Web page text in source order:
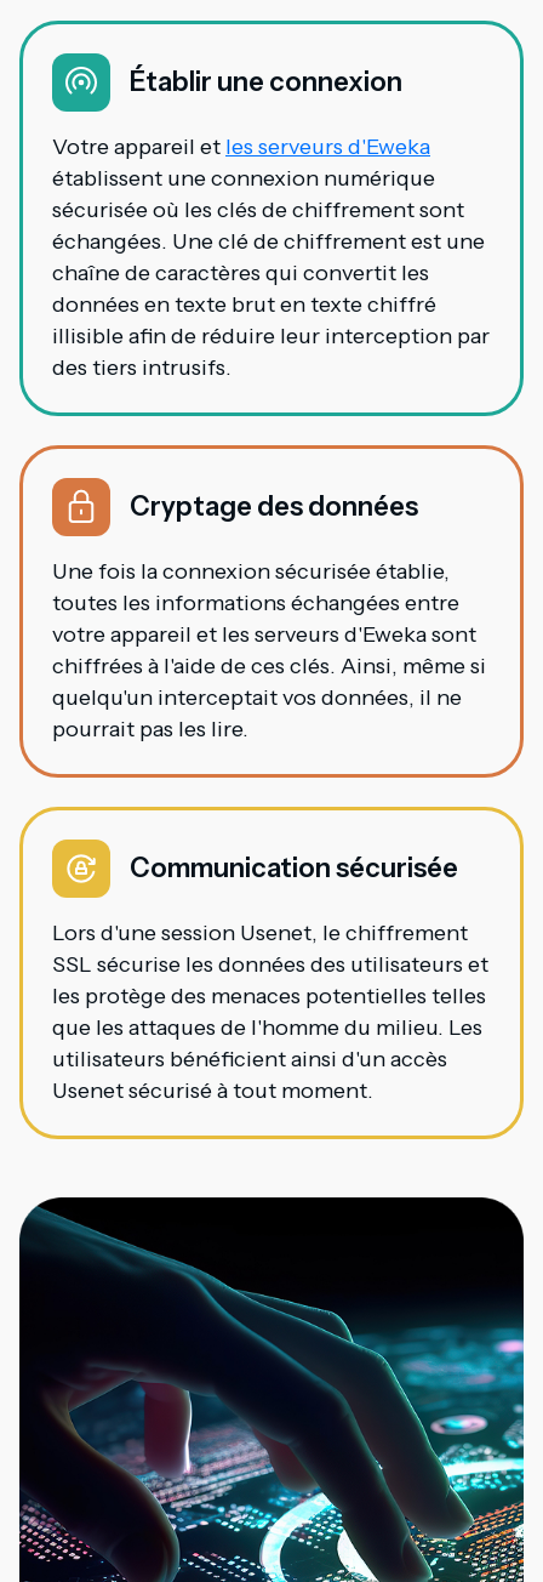
Établir une connexion
Votre appareil et les serveurs d'Eweka
établissent une connexion numérique
sécurisée où les clés de chiffrement sont
échangées. Une clé de chiffrement est une
chaîne de caractères qui convertit les
données en texte brut en texte chiffré
illisible afin de réduire leur interception par
des tiers intrusifs.
Cryptage des données
Une fois la connexion sécurisée établie,
toutes les informations échangées entre
votre appareil et les serveurs d'Eweka sont
chiffrées à l'aide de ces clés. Ainsi, même si
quelqu'un interceptait vos données, il ne
pourrait pas les lire.
Communication sécurisée
Lors d'une session Usenet, le chiffrement
SSL sécurise les données des utilisateurs et
les protège des menaces potentielles telles
que les attaques de l'homme du milieu. Les
utilisateurs bénéficient ainsi d'un accès
Usenet sécurisé à tout moment.